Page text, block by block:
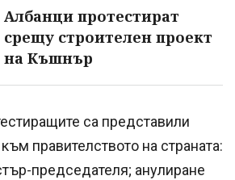
Албанци протестират
срещу строителен проект
на Къшнър
са представили
правителството на страната:
председателя; анулиране